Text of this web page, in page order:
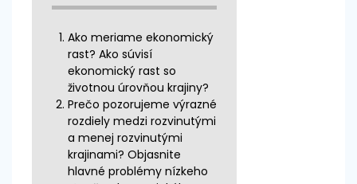
Ako meriame ekonomický
rast? Ako súvisí
ekonomický rast so
životnou úrovňou krajiny?
Prečo pozorujeme výrazné
rozdiely medzi rozvinutými
a menej rozvinutými
krajinami? Objasnite
hlavné problémy nízkeho